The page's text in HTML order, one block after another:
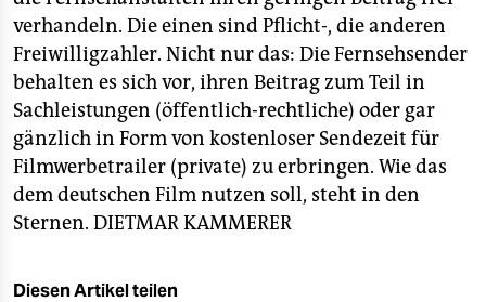
verhandeln. Die einen sind Pflicht-, die anderen
Freiwilligzahler. Nicht nur das: Die Fernsehsender
behalten es sich vor, ihren Beitrag zum Teil in
Sachleistungen (öffentlich-rechtliche) oder gar
gänzlich in Form von kostenloser Sendezeit für
Filmwerbetrailer (private) zu erbringen. Wie das
dem deutschen Film nutzen soll, steht in den
Sternen. DIETMAR KAMMERER
Diesen Artikel teilen